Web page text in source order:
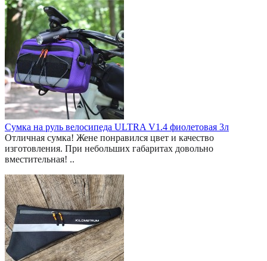
Сумка на руль велосипеда ULTRA V1.4 фиолетовая 3л
Отличная сумка! Жене понравился цвет и качество
изготовления. При небольших габаритах довольно
вместительная! ..